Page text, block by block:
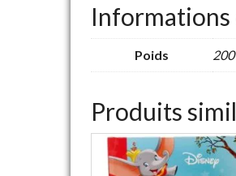
Informations
Poids 200
Produits